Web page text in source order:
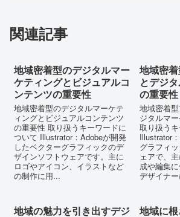
関連記事
地域密着型のデジタルマー
ケティングとビジュアルコ
ンテンツの重要性
地域密着型のデジタルマーケテ
ィングとビジュアルコンテンツ
の重要性 取り扱うキーワードに
ついて Illustrator：Adobeが開発
したベクターグラフィックのデ
ザインソフトウェアです。主に
ロゴやアイコン、イラストなど
の制作に用...
地域密
とデジ
の重要性
地域密着
ジタルマ
取り扱う
Illustrator
グラフィ
ェアで、
成や編集
デザイナ
地域の魅力を引き出すデジ
地域に